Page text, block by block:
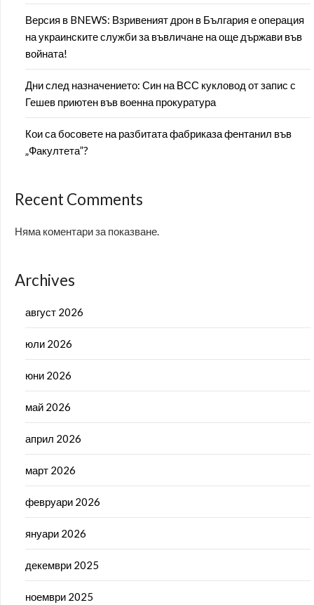
Версия в BNEWS: Взривеният дрон в България е операция
на украинските служби за въвличане на още държави във
войната!
Дни след назначението: Син на ВСС кукловод от запис с
Гешев приютен във военна прокуратура
Кои са босовете на разбитата фабриказа фентанил във
„Факултета”?
Recent Comments
Няма коментари за показване.
Archives
август 2026
юли 2026
юни 2026
май 2026
април 2026
март 2026
февруари 2026
януари 2026
декември 2025
ноември 2025